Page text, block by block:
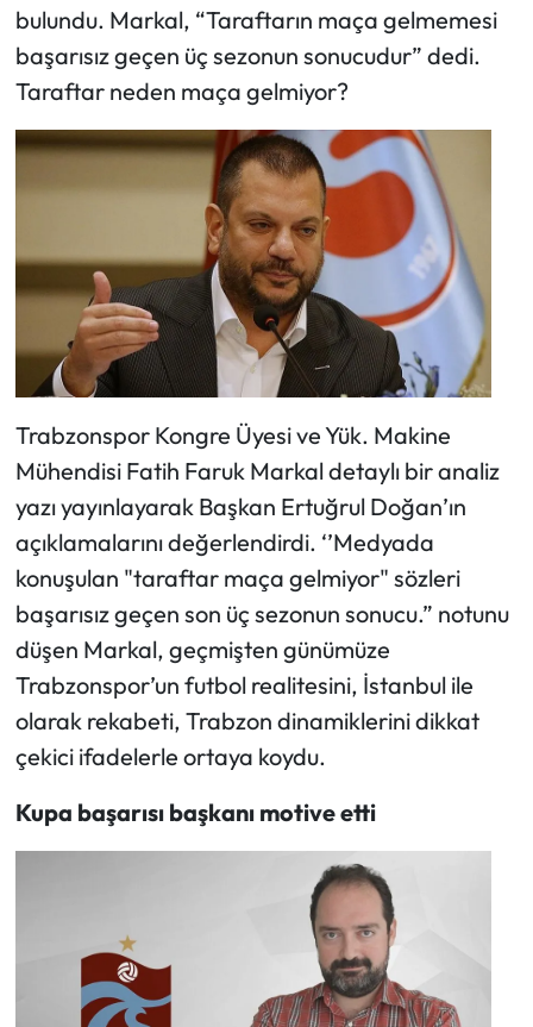
bulundu. Markal, “Taraftarın maça gelmemesi
başarısız geçen üç sezonun sonucudur” dedi.
Taraftar neden maça gelmiyor?
Trabzonspor Kongre Üyesi ve Yük. Makine
Mühendisi Fatih Faruk Markal detaylı bir analiz
yazı yayınlayarak Başkan Ertuğrul Doğan’ın
açıklamalarını değerlendirdi. ‘’Medyada
konuşulan "taraftar maça gelmiyor" sözleri
başarısız geçen son üç sezonun sonucu.” notunu
düşen Markal, geçmişten günümüze
Trabzonspor’un futbol realitesini, İstanbul ile
olarak rekabeti, Trabzon dinamiklerini dikkat
çekici ifadelerle ortaya koydu.
Kupa başarısı başkanı motive etti